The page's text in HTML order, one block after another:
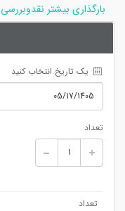
بارگذاری بیشتر نقدوبررسی
یک تاریخ انتخاب کنید
تعداد
تعداد